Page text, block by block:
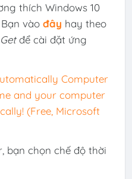
thích Windows 10
Bạn vào đây hay theo
Getđể cài đặt ứng
Computer
and your computer
(Free, Microsoft
bạn chọn chế độ thời